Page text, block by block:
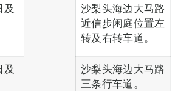
沙梨头海边大马路
近信步闲庭位置左
转及右转车道。
沙梨头海边大马路
三条行车道。